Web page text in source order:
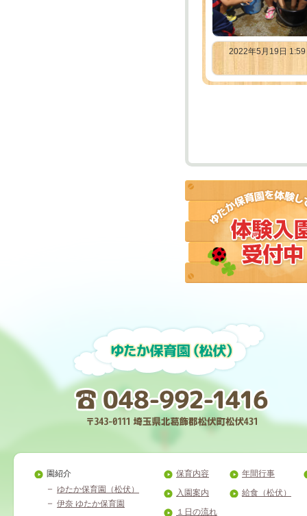
2022年5月19日
園紹介
ゆたか保育園（松伏）
伊奈 ゆたか保育園
保育内容
入園案内
１日の流れ
年間行事
給食（松伏）